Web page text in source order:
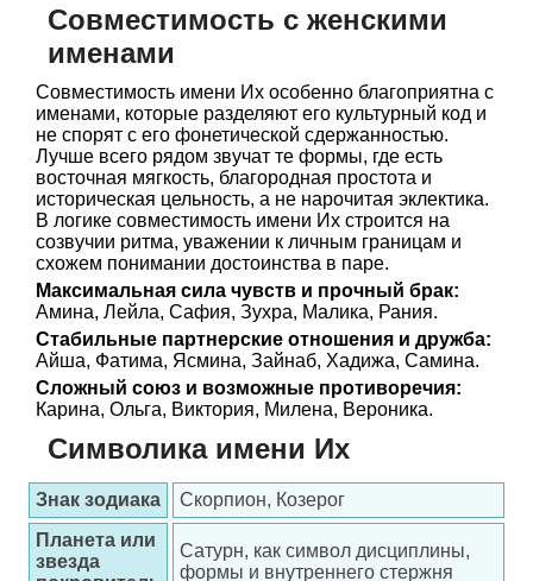
Совместимость с женскими
именами
Совместимость имени Их особенно благоприятна с
именами, которые разделяют его культурный код и
не спорят с его фонетической сдержанностью.
Лучше всего рядом звучат те формы, где есть
восточная мягкость, благородная простота и
историческая цельность, а не нарочитая эклектика.
В логике совместимость имени Их строится на
созвучии ритма, уважении к личным границам и
схожем понимании достоинства в паре.
Максимальная сила чувств и прочный брак:
Амина, Лейла, Сафия, Зухра, Малика, Рания.
Стабильные партнерские отношения и дружба:
Айша, Фатима, Ясмина, Зайнаб, Хадижа, Самина.
Сложный союз и возможные противоречия:
Карина, Ольга, Виктория, Милена, Вероника.
Символика имени Их
Знак зодиака
Скорпион, Козерог
Планета или
звезда
Сатурн, как символ дисциплины,
формы и внутреннего стержня